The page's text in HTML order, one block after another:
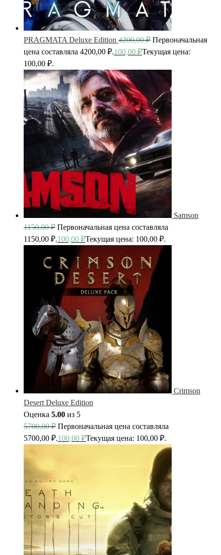
PRAGMATA Deluxe Edition 4200,00₽ Первоначальная
цена составляла 4200,00 ₽.100,00 ₽Текущая цена:
100,00 ₽.
Samson
1150,00₽ Первоначальная цена составляла
1150,00 ₽.100,00 ₽Текущая цена: 100,00 ₽.
Crimson
Desert Deluxe Edition
Оценка 5.00 из 5
5700,00₽ Первоначальная цена составляла
5700,00 ₽.100,00 ₽Текущая цена: 100,00 ₽.